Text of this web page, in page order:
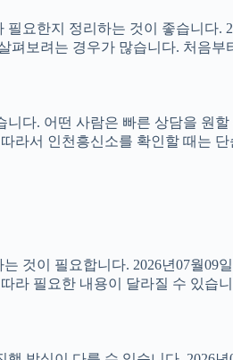
요한지 정리하는 것이 좋습니다
보려는 경우가 많습니다. 처음
다. 어떤 사람은 빠른 상담을 원
라서 인천흥신소를 확인할 때는
것이 필요합니다. 2026년07월
라 필요한 내용이 달라질 수 있